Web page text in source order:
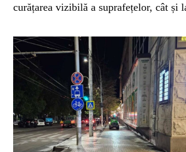
curățarea vizibilă a suprafețelor, cât